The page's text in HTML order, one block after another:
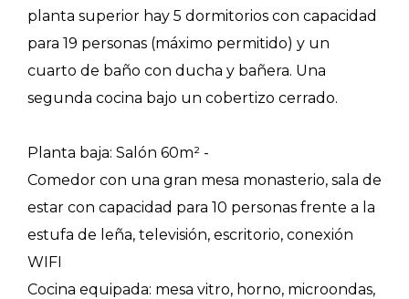
planta superior hay 5 dormitorios con capacidad
para 19 personas (máximo permitido) y un
cuarto de baño con ducha y bañera. Una
segunda cocina bajo un cobertizo cerrado.
Planta baja: Salón 60m² -
Comedor con una gran mesa monasterio, sala de
estar con capacidad para 10 personas frente a la
estufa de leña, televisión, escritorio, conexión
WIFI
Cocina equipada: mesa vitro, horno, microondas,